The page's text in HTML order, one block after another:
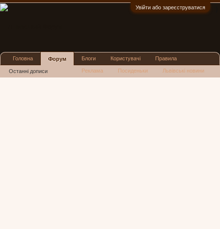
Увійти або зареєструватися
Головна Форум
Останні дописи
Блоги Користувачі Правила
Реклама Посиденьки Львівські новини